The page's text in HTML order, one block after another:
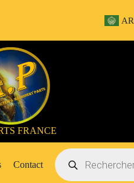
AR
FRANCE
Contact
Recherche
de
produits